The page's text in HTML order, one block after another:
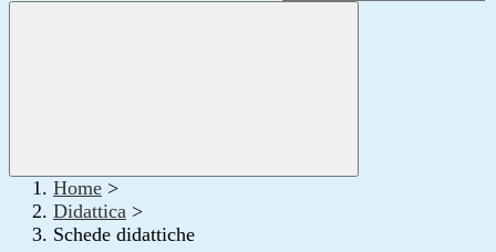
Home >
Didattica >
Schede didattiche